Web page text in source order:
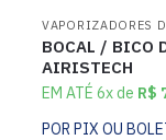
VAPORIZADORES
BOCAL / BICO
AIRISTECH
EM ATÉ 6x de R$
POR PIX OU